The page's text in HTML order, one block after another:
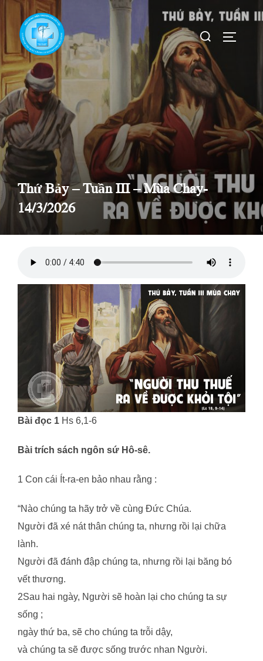
content
Search
for:
Thứ Bảy – Tuần III – Mùa Chay-
14/3/2026
Bài đọc 1 Hs 6,1-6
Bài trích sách ngôn sứ Hô-sê.
1 Con cái Ít-ra-en bảo nhau rằng :
“Nào chúng ta hãy trở về cùng Đức Chúa.
Người đã xé nát thân chúng ta, nhưng rồi lại chữa
lành.
Người đã đánh đập chúng ta, nhưng rồi lại băng bó
vết thương.
2Sau hai ngày, Người sẽ hoàn lại cho chúng ta sự
sống ;
ngày thứ ba, sẽ cho chúng ta trỗi dậy,
và chúng ta sẽ được sống trước nhan Người.